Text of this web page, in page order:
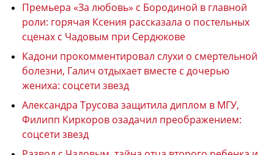
Премьера «За любовь» с Бородиной в главной
роли: горячая Ксения рассказала о постельных
сценах с Чадовым при Сердюкове
Кадони прокомментировал слухи о смертельной
болезни, Галич отдыхает вместе с дочерью
жениха: соцсети звезд
Александра Трусова защитила диплом в МГУ,
Филипп Киркоров озадачил преображением:
соцсети звезд